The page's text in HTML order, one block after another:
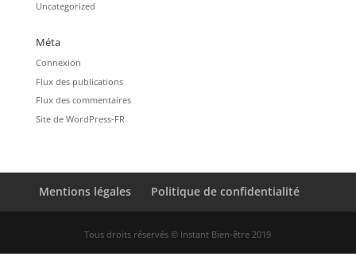
Uncategorized
Méta
Connexion
Flux des publications
Flux des commentaires
Site de WordPress-FR
Mentions légales Politique de confidentialité
Tous droits réservés © Instant Bien-être 2019